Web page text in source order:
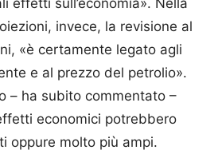
effetti sull’economia». Nella
invece, la revisione al
«è certamente legato agli
e al prezzo del petrolio».
– ha subito commentato –
economici potrebbero
oppure molto più ampi.